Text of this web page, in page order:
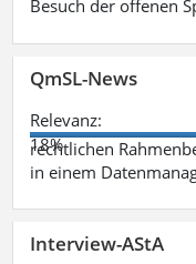
Besuch der offenen
QmSL-News
Relevanz:
18%
rechtlichen
in einem
Interview-AStA